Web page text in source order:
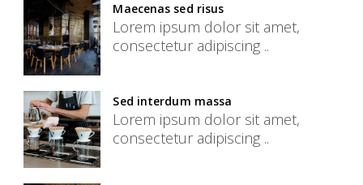
Maecenas sed risus
Lorem ipsum dolor sit amet,
consectetur adipiscing ..
Sed interdum massa
Lorem ipsum dolor sit amet,
consectetur adipiscing ..